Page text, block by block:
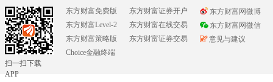
扫一扫下载
APP
东方财富免费版
东方财富Level-2
东方财富策略版
Choice金融终端
东方财富证券开户
东方财富在线交易
东方财富证券交易
东方财富网微博
东方财富网微信
意见与建议